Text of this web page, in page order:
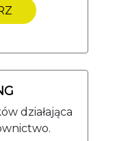
działająca